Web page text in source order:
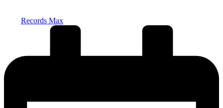
Records Max